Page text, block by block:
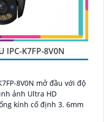
IPC-K7FP-8V0N
8V0N mở đầu với độ
ảnh Ultra HD
kính cố định 3. 6mm